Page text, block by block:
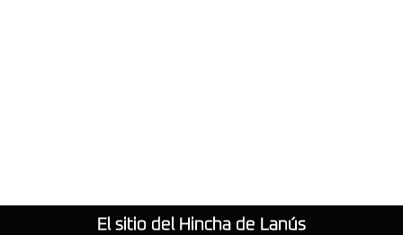
El sitio del Hincha de Lanús